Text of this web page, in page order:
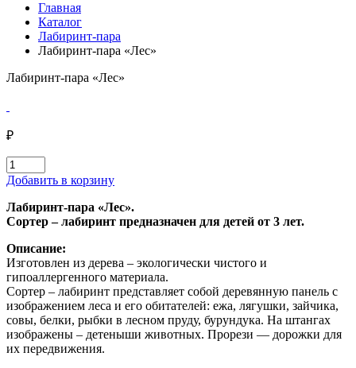
Главная
Каталог
Лабиринт-пара
Лабиринт-пара «Лес»
Лабиринт-пара «Лес»
₽
Добавить в корзину
Лабиринт-пара «Лес».
Сортер – лабиринт предназначен для детей от 3 лет.
Описание:
Изготовлен из дерева – экологически чистого и
гипоаллергенного материала.
Сортер – лабиринт представляет собой деревянную панель с
изображением леса и его обитателей: ежа, лягушки, зайчика,
совы, белки, рыбки в лесном пруду, бурундука. На штангах
изображены – детеныши животных. Прорези — дорожки для
их передвижения.